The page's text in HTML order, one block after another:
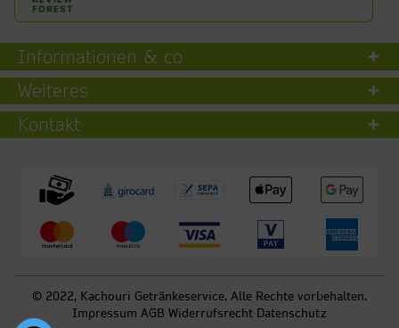
Informationen & co
Weiteres
Kontakt
© 2022, Kachouri Getränkeservice. Alle Rechte vorbehalten.
Impressum AGB Widerrufsrecht Datenschutz